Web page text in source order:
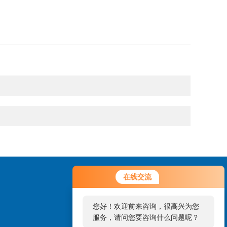
在线交流
您好！欢迎前来咨询，很高兴为您
服务，请问您要咨询什么问题呢？